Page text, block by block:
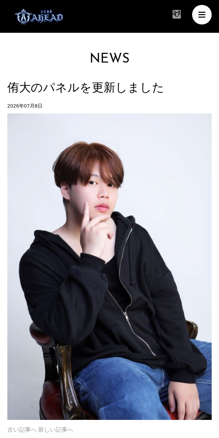
NEWS
侑大のパネルを更新しました
2026年07月8日
古い記事へ 新しい記事へ